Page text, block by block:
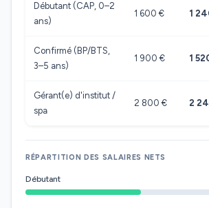
Débutant (CAP, 0–2
ans)
1 600 € 1
Confirmé (BP/BTS,
3–5 ans)
1 900 € 1
Gérant(e) d'institut /
spa
2 800 € 2
RÉPARTITION DES SALAIRES NETS
Débutant